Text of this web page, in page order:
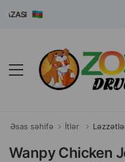
Əsas səhifə İtlər
Wanpy Chicken